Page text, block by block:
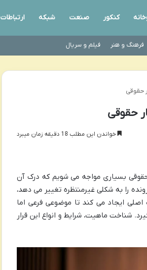
کنکور صنعت شبکه ارتباطات
فرهنگ و هنر فیلم و سریال
حقوقی
حقوقی
خواندن این مطلب 18 دقیقه زمان میبرد
بسیاری مواجه می شویم که درک آن
را به شکلی غیرمنتظره تغییر می دهد،
اصلی ایجاد می کند تا موضوعی فرعی اما
شناخت ماهیت، شرایط و انواع این قرار